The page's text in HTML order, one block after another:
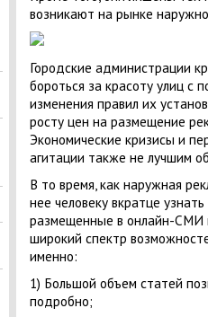
возникают на рынке
Городские администрации
бороться за красоту улиц
изменения правил их
росту цен на размещение
Экономические кризисы и
агитации также не лучшим
В то время, как наружная
нее человеку вкратце
размещенные в онлайн-СМИ
широкий спектр
именно:
1) Большой объем статей
подробно;